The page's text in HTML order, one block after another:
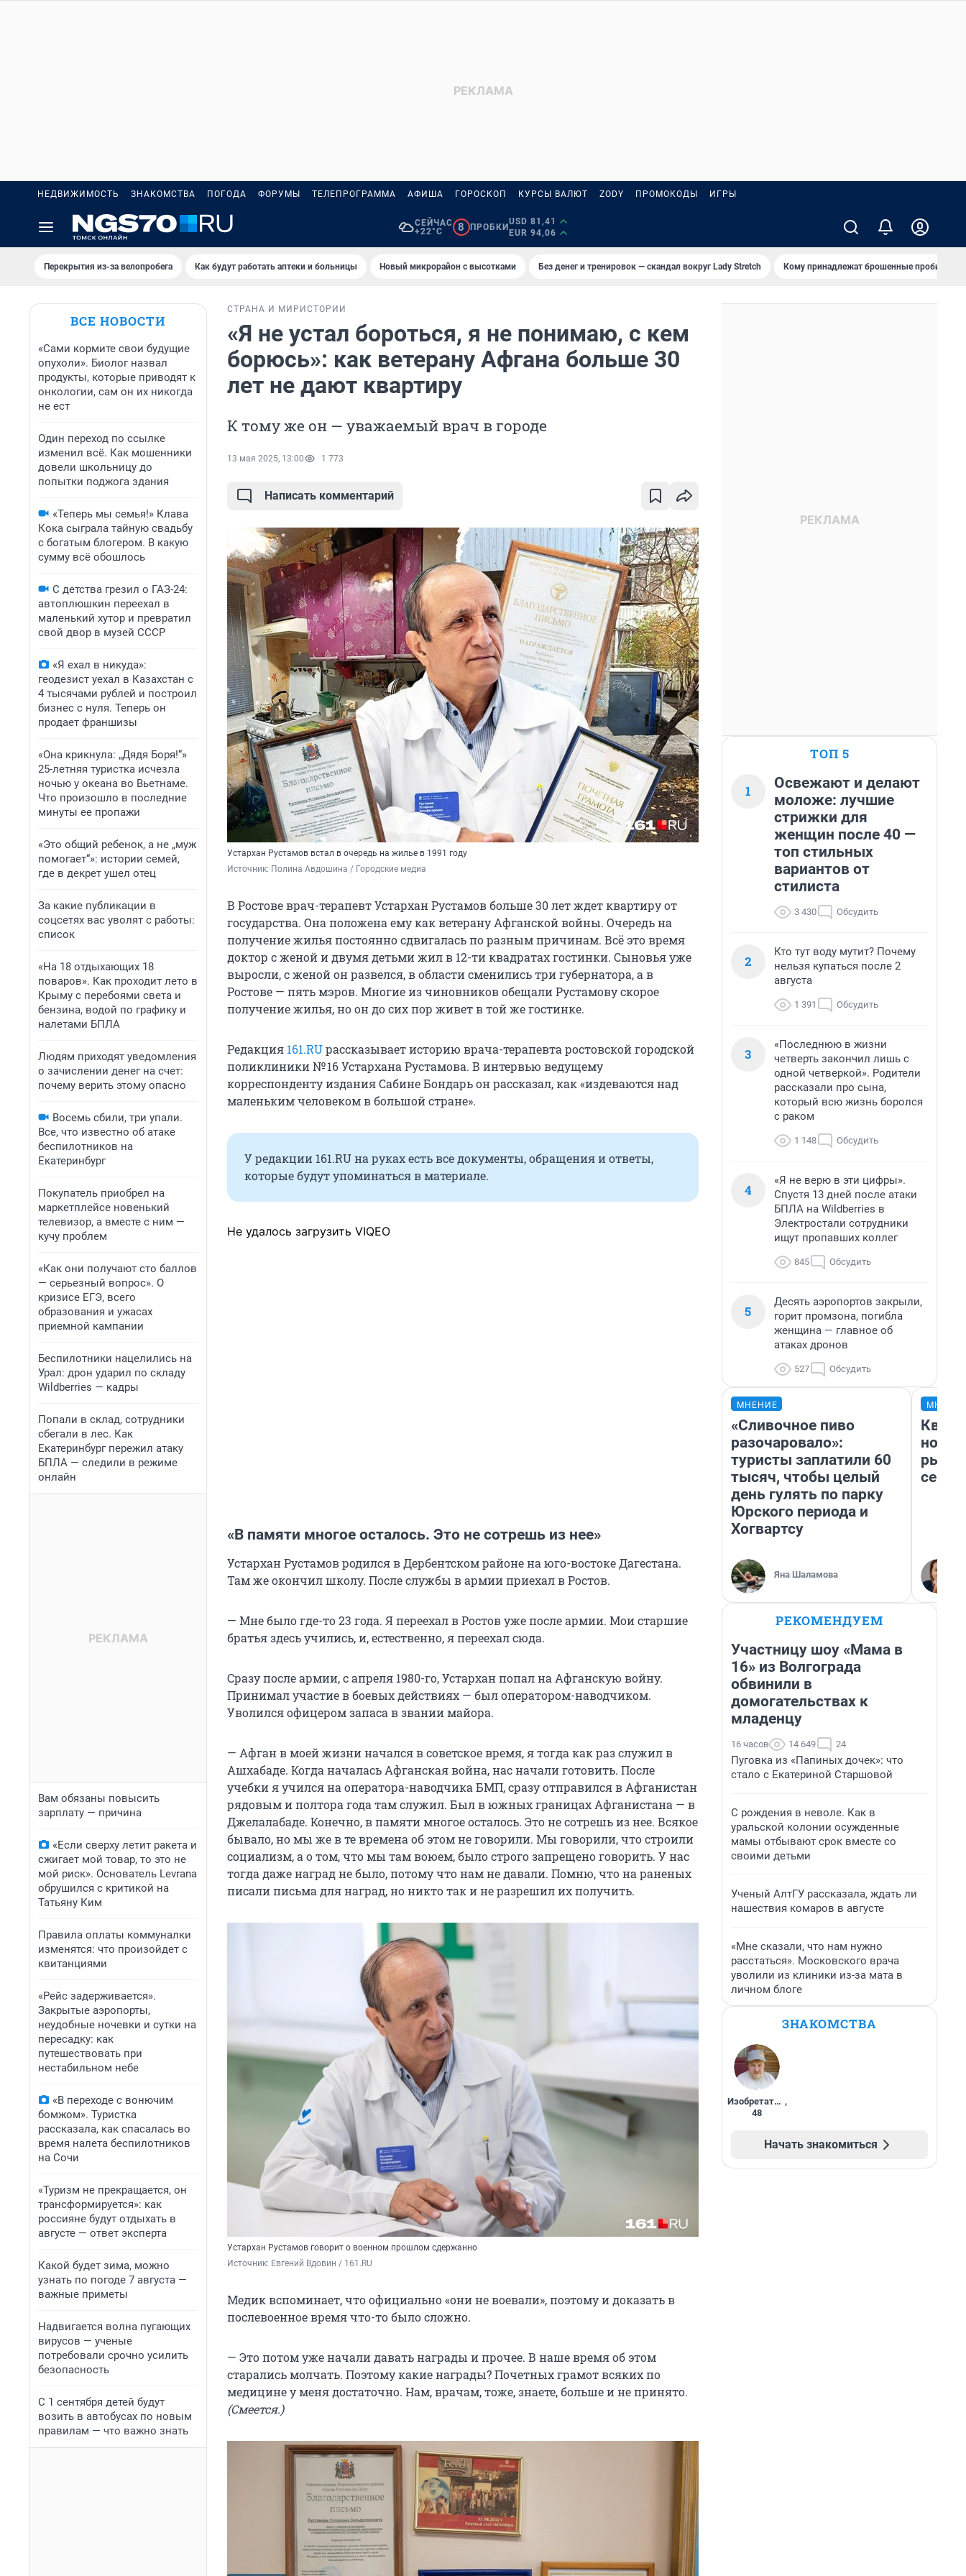
НЕДВИЖИМОСТЬ ЗНАКОМСТВА ПОГОДА ФОРУМЫ ТЕЛЕПРОГРАММА АФИША ГОРОСКОП КУРСЫ ВАЛЮТ ZODY ПРОМОКОДЫ ИГРЫ
СЕЙЧАС
+22°C
8 ПРОБКИ
USD 81,41
EUR 94,06
Перекрытия из-за велопробега Как будут работать аптеки и больницы Новый микрорайон с высотками Без денег и тренировок — скандал вокруг Lady Stretch Кому принадлежат брошенные пробирки?
ВСЕ НОВОСТИ
«Сами кормите свои будущие
опухоли». Биолог назвал
продукты, которые приводят к
онкологии, сам он их никогда
не ест
Один переход по ссылке
изменил всё. Как мошенники
довели школьницу до
попытки поджога здания
«Теперь мы семья!» Клава
Кока сыграла тайную свадьбу
с богатым блогером. В какую
сумму всё обошлось
С детства грезил о ГАЗ-24:
автоплюшкин переехал в
маленький хутор и превратил
свой двор в музей СССР
«Я ехал в никуда»:
геодезист уехал в Казахстан с
4 тысячами рублей и построил
бизнес с нуля. Теперь он
продает франшизы
«Она крикнула: „Дядя Боря!“»
25-летняя туристка исчезла
ночью у океана во Вьетнаме.
Что произошло в последние
минуты ее пропажи
«Это общий ребенок, а не „муж
помогает“»: истории семей,
где в декрет ушел отец
За какие публикации в
соцсетях вас уволят с работы:
список
«На 18 отдыхающих 18
поваров». Как проходит лето в
Крыму с перебоями света и
бензина, водой по графику и
налетами БПЛА
Людям приходят уведомления
о зачислении денег на счет:
почему верить этому опасно
Восемь сбили, три упали.
Все, что известно об атаке
беспилотников на
Екатеринбург
Покупатель приобрел на
маркетплейсе новенький
телевизор, а вместе с ним —
кучу проблем
«Как они получают сто баллов
— серьезный вопрос». О
кризисе ЕГЭ, всего
образования и ужасах
приемной кампании
Беспилотники нацелились на
Урал: дрон ударил по складу
Wildberries — кадры
Попали в склад, сотрудники
сбегали в лес. Как
Екатеринбург пережил атаку
БПЛА — следили в режиме
онлайн
Вам обязаны повысить
зарплату — причина
«Если сверху летит ракета и
сжигает мой товар, то это не
мой риск». Основатель Levrana
обрушился с критикой на
Татьяну Ким
Правила оплаты коммуналки
изменятся: что произойдет с
квитанциями
«Рейс задерживается».
Закрытые аэропорты,
неудобные ночевки и сутки на
пересадку: как
путешествовать при
нестабильном небе
«В переходе с вонючим
бомжом». Туристка
рассказала, как спасалась во
время налета беспилотников
на Сочи
«Туризм не прекращается, он
трансформируется»: как
россияне будут отдыхать в
августе — ответ эксперта
Какой будет зима, можно
узнать по погоде 7 августа —
важные приметы
Надвигается волна пугающих
вирусов — ученые
потребовали срочно усилить
безопасность
С 1 сентября детей будут
возить в автобусах по новым
правилам — что важно знать
СТРАНА И МИР ИСТОРИИ
«Я не устал бороться, я не понимаю, с кем
борюсь»: как ветерану Афгана больше 30
лет не дают квартиру
К тому же он — уважаемый врач в городе
13 мая 2025, 13:00 1 773
Написать комментарий
Устархан Рустамов встал в очередь на жилье в 1991 году
Источник: Полина Авдошина / Городские медиа
В Ростове врач-терапевт Устархан Рустамов больше 30 лет ждет квартиру от
государства. Она положена ему как ветерану Афганской войны. Очередь на
получение жилья постоянно сдвигалась по разным причинам. Всё это время
доктор с женой и двумя детьми жил в 12-ти квадратах гостинки. Сыновья уже
выросли, с женой он развелся, в области сменились три губернатора, а в
Ростове — пять мэров. Многие из чиновников обещали Рустамову скорое
получение жилья, но он до сих пор живет в той же гостинке.
Редакция 161.RUрассказывает историю врача-терапевта ростовской городской
поликлиники № 16 Устархана Рустамова. В интервью ведущему
корреспонденту издания Сабине Бондарь он рассказал, как «издеваются над
маленьким человеком в большой стране».
У редакции 161.RU на руках есть все документы, обращения и ответы,
которые будут упоминаться в материале.
Не удалось загрузить VIQEO
«В памяти многое осталось. Это не сотрешь из нее»
Устархан Рустамов родился в Дербентском районе на юго-востоке Дагестана.
Там же окончил школу. После службы в армии приехал в Ростов.
— Мне было где-то 23 года. Я переехал в Ростов уже после армии. Мои старшие
братья здесь учились, и, естественно, я переехал сюда.
Сразу после армии, с апреля 1980-го, Устархан попал на Афганскую войну.
Принимал участие в боевых действиях — был оператором-наводчиком.
Уволился офицером запаса в звании майора.
— Афган в моей жизни начался в советское время, я тогда как раз служил в
Ашхабаде. Когда началась Афганская война, нас начали готовить. После
учебки я учился на оператора-наводчика БМП, сразу отправился в Афганистан
рядовым и полтора года там служил. Был в южных границах Афганистана — в
Джелалабаде. Конечно, в памяти многое осталось. Это не сотрешь из нее. Всякое
бывало, но мы же в те времена об этом не говорили. Мы говорили, что строили
социализм, а о том, что мы там воюем, было строго запрещено говорить. У нас
тогда даже наград не было, потому что нам не давали. Помню, что на раненых
писали письма для наград, но никто так и не разрешил их получить.
Устархан Рустамов говорит о военном прошлом сдержанно
Источник: Евгений Вдовин / 161.RU
Медик вспоминает, что официально «они не воевали», поэтому и доказать в
послевоенное время что-то было сложно.
— Это потом уже начали давать награды и прочее. В наше время об этом
старались молчать. Поэтому какие награды? Почетных грамот всяких по
медицине у меня достаточно. Нам, врачам, тоже, знаете, больше и не принято.
(Смеется.)
ТОП 5
1
Освежают и делают
моложе: лучшие
стрижки для
женщин после 40 —
топ стильных
вариантов от
стилиста
3 430 Обсудить
2
Кто тут воду мутит? Почему
нельзя купаться после 2
августа
1 391 Обсудить
3
«Последнюю в жизни
четверть закончил лишь с
одной четверкой». Родители
рассказали про сына,
который всю жизнь боролся
с раком
1 148 Обсудить
4
«Я не верю в эти цифры».
Спустя 13 дней после атаки
БПЛА на Wildberries в
Электростали сотрудники
ищут пропавших коллег
845 Обсудить
5
Десять аэропортов закрыли,
горит промзона, погибла
женщина — главное об
атаках дронов
527 Обсудить
МНЕНИЕ
«Сливочное пиво
разочаровало»:
туристы заплатили 60
тысяч, чтобы целый
день гулять по парку
Юрского периода и
Хогвартсу
Яна Шаламова
но
РЕКОМЕНДУЕМ
Участницу шоу «Мама в
16» из Волгограда
обвинили в
домогательствах к
младенцу
16 часов 14 649 24
Пуговка из «Папиных дочек»: что
стало с Екатериной Старшовой
С рождения в неволе. Как в
уральской колонии осужденные
мамы отбывают срок вместе со
своими детьми
Ученый АлтГУ рассказала, ждать ли
нашествия комаров в августе
«Мне сказали, что нам нужно
расстаться». Московского врача
уволили из клиники из-за мата в
личном блоге
ЗНАКОМСТВА
Изобретатель ,
48
Начать знакомиться